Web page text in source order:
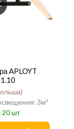
APLOYT
3
20